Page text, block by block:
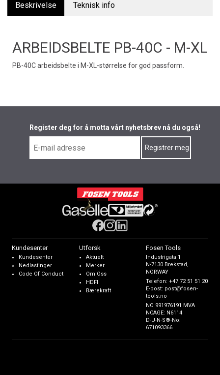
Beskrivelse Teknisk info
ARBEIDSBELTE PB-40C - M-XL
PB-40C arbeidsbelte i M-XL-størrelse for god passform.
Register deg for å motta vårt nyhetsbrev nå du også!
Kundesenter
Kundesenter
Nedlastinger
Code Of Conduct
Utforsk
Aktuelt
Merker
Om Oss
HDFI
Bærekraft
Fosen Tools
Industrigata 1
N-7130 Brekstad,
NORWAY
Telefon:+47 72 51 51 20
E-post: post@fosen-
tools.no
NO 991976191 MVA
NCAGE: N6114
D-U-N-S®-No:
671093366